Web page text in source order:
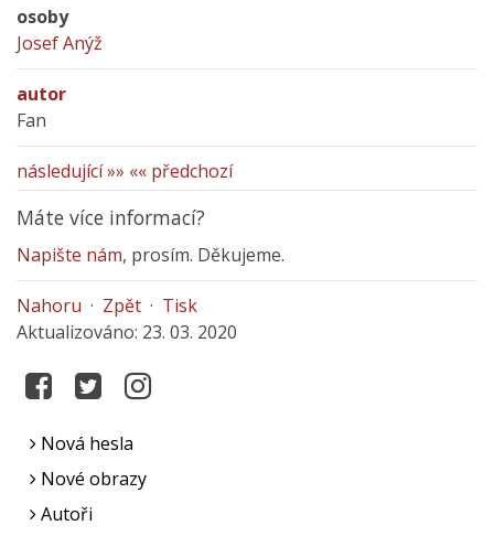
osoby
Josef Anýž
autor
Fan
následující »» «« předchozí
Máte více informací?
Napište nám, prosím. Děkujeme.
Nahoru · Zpět · Tisk
Aktualizováno: 23. 03. 2020
Nová hesla
Nové obrazy
Autoři